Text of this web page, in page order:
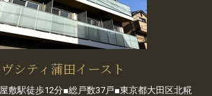
ヴシティ蒲田イースト
敷駅徒歩12分■総戸数37戸■東京都大田区北糀